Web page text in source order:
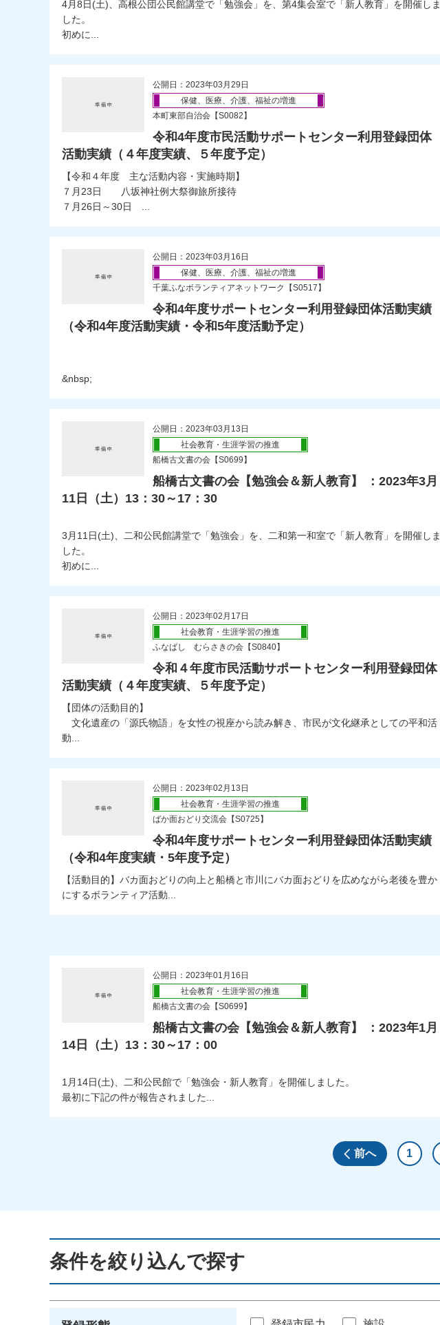
4月8日(土)、高根公団公民館講堂で「勉強会」を、第4集会室で「新人教育」を開催しま
した。
初めに...
公開日：2023年03月29日
保健、医療、介護、福祉の増進
本町東部自治会【S0082】
令和4年度市民活動サポートセンター利用登録団体
活動実績（４年度実績、５年度予定）
【令和４年度 主な活動内容・実施時期】
７月23日 八坂神社例大祭御旅所接待
７月26日～30日 ...
公開日：2023年03月16日
保健、医療、介護、福祉の増進
千葉ふなボランティアネットワーク【S0517】
令和4年度サポートセンター利用登録団体活動実績
（令和4年度活動実績・令和5年度活動予定）
&nbsp;
公開日：2023年03月13日
社会教育・生涯学習の推進
船橋古文書の会【S0699】
船橋古文書の会【勉強会＆新人教育】 ：2023年3月
11日（土）13：30～17：30
3月11日(土)、二和公民館講堂で「勉強会」を、二和第一和室で「新人教育」を開催しま
した。
初めに...
公開日：2023年02月17日
社会教育・生涯学習の推進
ふなばし むらさきの会【S0840】
令和４年度市民活動サポートセンター利用登録団体
活動実績（４年度実績、５年度予定）
【団体の活動目的】
文化遺産の「源氏物語」を女性の視座から読み解き、市民が文化継承としての平和活
動...
公開日：2023年02月13日
社会教育・生涯学習の推進
ばか面おどり交流会【S0725】
令和4年度サポートセンター利用登録団体活動実績
（令和4年度実績・5年度予定）
【活動目的】バカ面おどりの向上と船橋と市川にバカ面おどりを広めながら老後を豊か
にするボランティア活動...
公開日：2023年01月16日
社会教育・生涯学習の推進
船橋古文書の会【S0699】
船橋古文書の会【勉強会＆新人教育】 ：2023年1月
14日（土）13：30～17：00
1月14日(土)、二和公民館で「勉強会・新人教育」を開催しました。
最初に下記の件が報告されました...
前へ 1
条件を絞り込んで探す